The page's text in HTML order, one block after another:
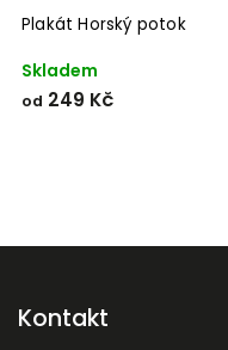
Plakát Horský potok
Skladem
od 249 Kč
Kontakt